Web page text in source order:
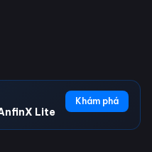
Lite
Khám phá